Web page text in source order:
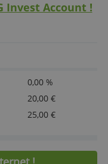
Euronext via
ING ne prélève
gestion. Vous
par